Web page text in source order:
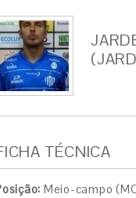
TÉCNICA
Meio-campo